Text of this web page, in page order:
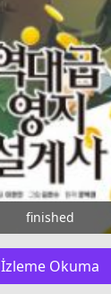
finished
İzleme Okuma